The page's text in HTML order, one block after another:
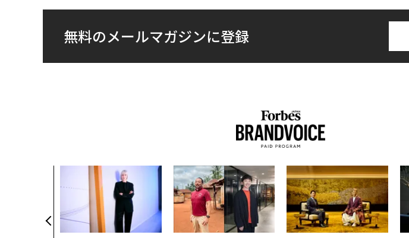
無料のメールマガジンに登録